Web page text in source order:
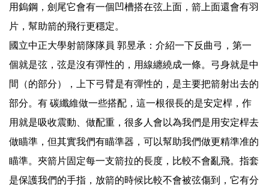
用鎢鋼，劍尾它會有一個凹槽搭在弦上面，箭上面還會有羽
片，幫助箭的飛行更穩定。
國立中正大學射箭隊隊員 郭昱承：介紹一下反曲弓，第一
個就是弦，弦是沒有彈性的，用線纏繞成一條。弓身就是中
間（的部分），上下弓臂是有彈性的，是主要把箭射出去的
部分。有 碳纖維做一些搭配，這一根很長的是安定桿，作
用就是吸收震動、做配重，很多人會以為我們是用安定桿去
做瞄準，但其實我們有瞄準器，可以幫助我們做更精準准的
瞄準。夾箭片固定每一支箭拉的長度，比較不會亂飛。指套
是保護我們的手指，放箭的時候比較不會被弦傷到，它有分